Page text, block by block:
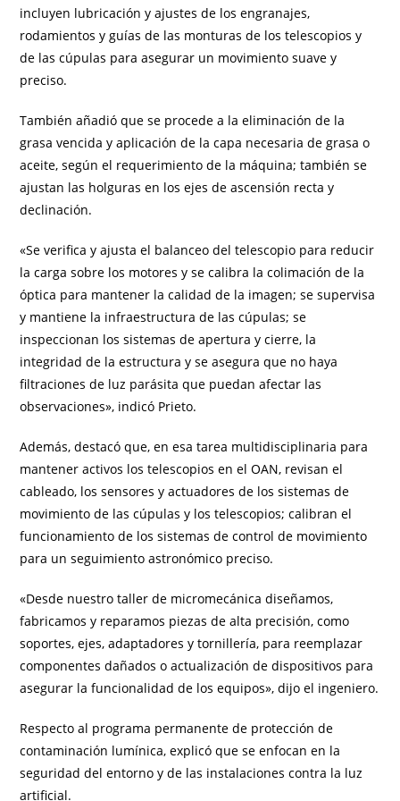
incluyen lubricación y ajustes de los engranajes,
rodamientos y guías de las monturas de los telescopios y
de las cúpulas para asegurar un movimiento suave y
preciso.
También añadió que se procede a la eliminación de la
grasa vencida y aplicación de la capa necesaria de grasa o
aceite, según el requerimiento de la máquina; también se
ajustan las holguras en los ejes de ascensión recta y
declinación.
«Se verifica y ajusta el balanceo del telescopio para reducir
la carga sobre los motores y se calibra la colimación de la
óptica para mantener la calidad de la imagen; se supervisa
y mantiene la infraestructura de las cúpulas; se
inspeccionan los sistemas de apertura y cierre, la
integridad de la estructura y se asegura que no haya
filtraciones de luz parásita que puedan afectar las
observaciones», indicó Prieto.
Además, destacó que, en esa tarea multidisciplinaria para
mantener activos los telescopios en el OAN, revisan el
cableado, los sensores y actuadores de los sistemas de
movimiento de las cúpulas y los telescopios; calibran el
funcionamiento de los sistemas de control de movimiento
para un seguimiento astronómico preciso.
«Desde nuestro taller de micromecánica diseñamos,
fabricamos y reparamos piezas de alta precisión, como
soportes, ejes, adaptadores y tornillería, para reemplazar
componentes dañados o actualización de dispositivos para
asegurar la funcionalidad de los equipos», dijo el ingeniero.
Respecto al programa permanente de protección de
contaminación lumínica, explicó que se enfocan en la
seguridad del entorno y de las instalaciones contra la luz
artificial.